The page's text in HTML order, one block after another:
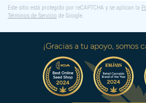
Este sitio está protegido por reCAPTCHA y se aplican la
Términos de Servicio de Google.
¡Gracias a tu apoyo, somos